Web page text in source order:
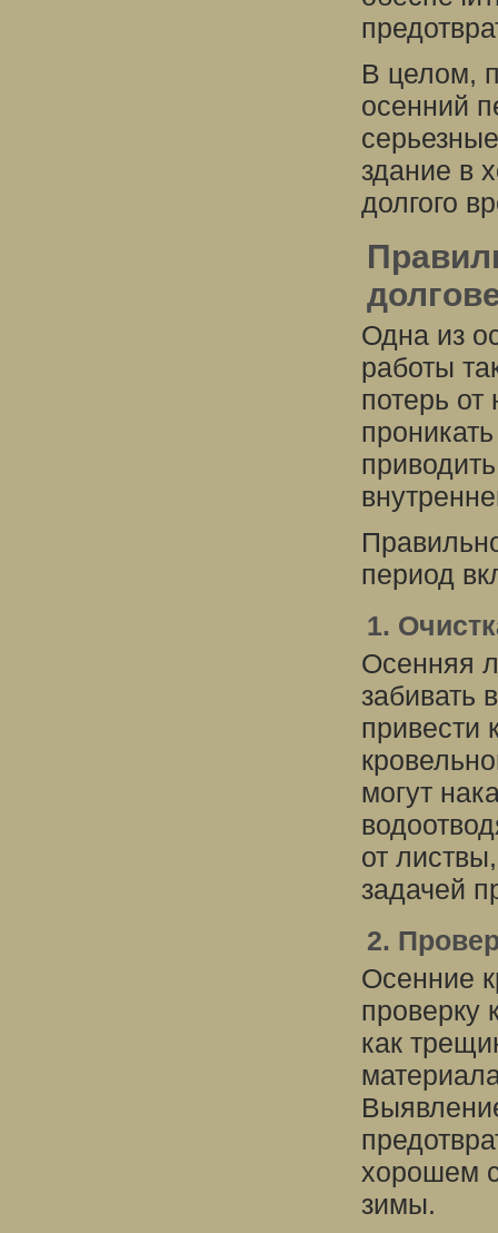
В целом,
осенний
здание в
долгого
Одна из
работы
потерь от
период
1.
Осенняя
забивать
привести
могут
от
задачей
2.
Осенние
проверку
как
хорошем
зимы.